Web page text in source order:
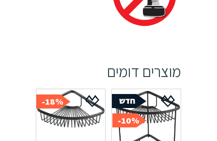
מוצרים דומים
10%-
18%-